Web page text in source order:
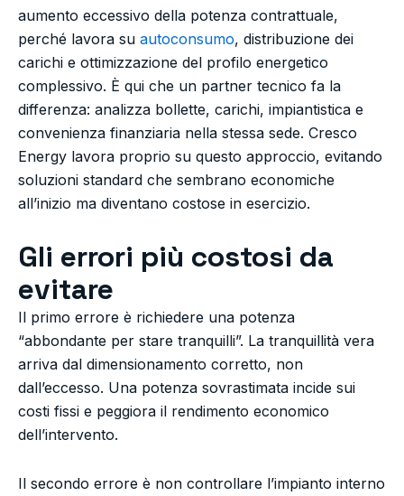
aumento eccessivo della potenza contrattuale,
perché lavora su autoconsumo, distribuzione dei
carichi e ottimizzazione del profilo energetico
complessivo. È qui che un partner tecnico fa la
differenza: analizza bollette, carichi, impiantistica e
convenienza finanziaria nella stessa sede. Cresco
Energy lavora proprio su questo approccio, evitando
soluzioni standard che sembrano economiche
all’inizio ma diventano costose in esercizio.
Gli errori più costosi da
evitare
Il primo errore è richiedere una potenza
“abbondante per stare tranquilli”. La tranquillità vera
arriva dal dimensionamento corretto, non
dall’eccesso. Una potenza sovrastimata incide sui
costi fissi e peggiora il rendimento economico
dell’intervento.
Il secondo errore è non controllare l’impianto interno